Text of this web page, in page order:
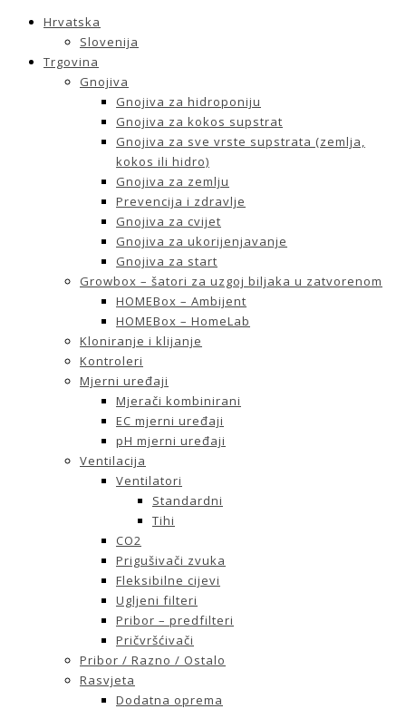
Hrvatska
Slovenija
Trgovina
Gnojiva
Gnojiva za hidroponiju
Gnojiva za kokos supstrat
Gnojiva za sve vrste supstrata (zemlja,
kokos ili hidro)
Gnojiva za zemlju
Prevencija i zdravlje
Gnojiva za cvijet
Gnojiva za ukorijenjavanje
Gnojiva za start
Growbox – šatori za uzgoj biljaka u zatvorenom
HOMEBox – Ambijent
HOMEBox – HomeLab
Kloniranje i klijanje
Kontroleri
Mjerni uređaji
Mjerači kombinirani
EC mjerni uređaji
pH mjerni uređaji
Ventilacija
Ventilatori
Standardni
Tihi
CO2
Prigušivači zvuka
Fleksibilne cijevi
Ugljeni filteri
Pribor – predfilteri
Pričvršćivači
Pribor / Razno / Ostalo
Rasvjeta
Dodatna oprema